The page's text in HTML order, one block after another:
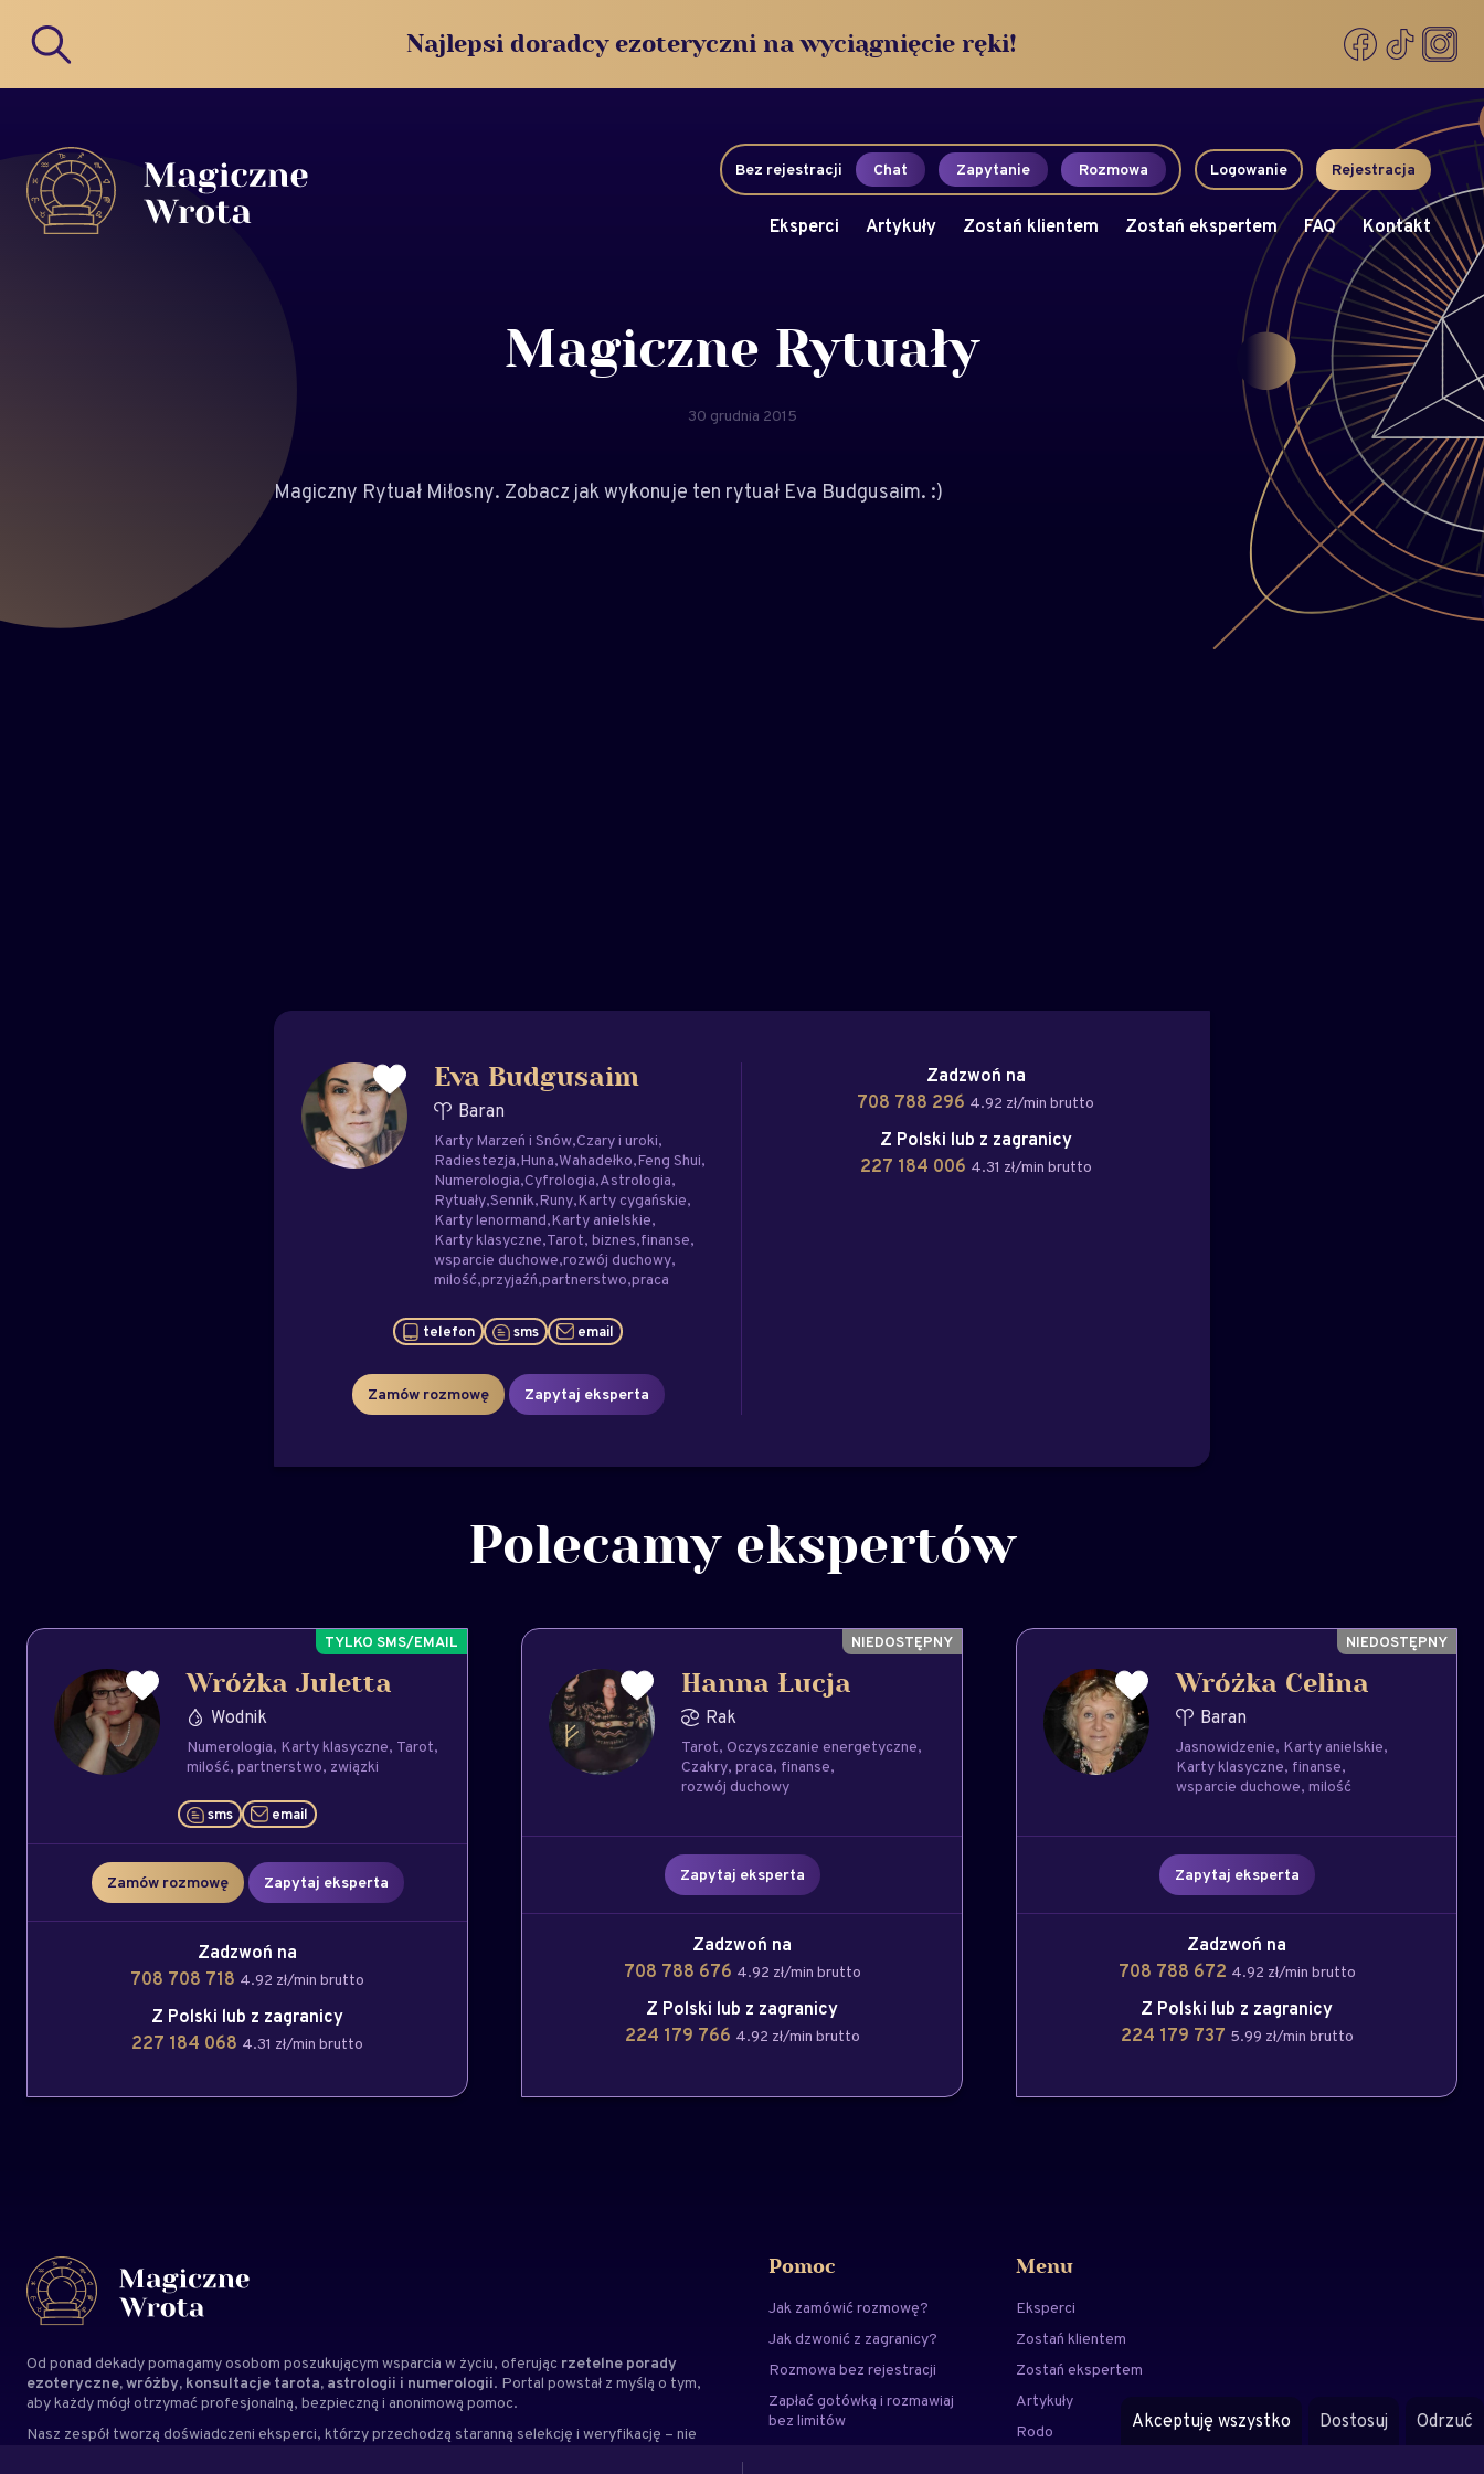
Najlepsi doradcy ezoteryczni na wyciągnięcie ręki!
Bez rejestracji Chat Zapytanie Rozmowa Logowanie Rejestracja
Eksperci Artykuły Zostań klientem Zostań ekspertem FAQ Kontakt
Magiczne Rytuały
30 grudnia 2015
Magiczny Rytuał Miłosny. Zobacz jak wykonuje ten rytuał Eva Budgusaim. :)
Eva Budgusaim
Baran
Karty Marzeń i Snów Czary i uroki
Radiestezja Huna Wahadełko Feng Shui
Numerologia Cyfrologia Astrologia
Rytuały Sennik Runy Karty cygańskie
Karty lenormand Karty anielskie
Karty klasyczne Tarot biznes finanse
wsparcie duchowe rozwój duchowy
milość przyjaźń partnerstwo praca
telefon sms email
Zamów rozmowę Zapytaj eksperta
Zadzwoń na
708 788 296 4.92 zł/min brutto
Z Polski lub z zagranicy
227 184 006 4.31 zł/min brutto
Polecamy ekspertów
Wróżka Juletta
Wodnik
Numerologia Karty klasyczne Tarot
milość partnerstwo związki
sms email
Zamów rozmowę Zapytaj eksperta
Zadzwoń na
708 708 718 4.92 zł/min brutto
Z Polski lub z zagranicy
227 184 068 4.31 zł/min brutto
Hanna Łucja
Rak
Tarot Oczyszczanie energetyczne
Czakry praca finanse
rozwój duchowy
Zapytaj eksperta
Zadzwoń na
708 788 676 4.92 zł/min brutto
Z Polski lub z zagranicy
224 179 766 4.92 zł/min brutto
Wróżka Celina
Baran
Jasnowidzenie Karty anielskie
Karty klasyczne finanse
wsparcie duchowe milość
Zapytaj eksperta
Zadzwoń na
708 788 672 4.92 zł/min brutto
Z Polski lub z zagranicy
224 179 737 5.99 zł/min brutto
Od ponad dekady pomagamy osobom poszukującym wsparcia w życiu, oferując rzetelne porady
ezoteryczne, wróżby, konsultacje tarota, astrologii i numerologii. Portal powstał z myślą o tym,
aby każdy mógł otrzymać profesjonalną, bezpieczną i anonimową pomoc.
Nasz zespół tworzą doświadczeni eksperci, którzy przechodzą staranną selekcję i weryfikację – nie
Pomoc
Jak zamówić rozmowę?
Jak dzwonić z zagranicy?
Rozmowa bez rejestracji
Zapłać gotówką i rozmawiaj
bez limitów
Menu
Eksperci
Zostań klientem
Zostań ekspertem
Artykuły
Rodo
Akceptuję wszystko Dostosuj Odrzuć